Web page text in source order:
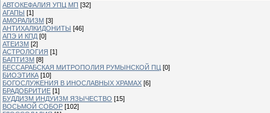
АВТОКЕФАЛИЯ УПЦ МП [32]
АГАПЫ [1]
АМОРАЛИЗМ [3]
АНТИХАЛКИДОНИТЫ [46]
АПЭ И КПД [0]
АТЕИЗМ [2]
АСТРОЛОГИЯ [1]
БАПТИЗМ [8]
БЕССАРАБСКАЯ МИТРОПОЛИЯ РУМЫНСКОЙ ПЦ [0]
БИОЭТИКА [10]
БОГОСЛУЖЕНИЯ В ИНОСЛАВНЫХ ХРАМАХ [6]
БРАДОБРИТИЕ [1]
БУДДИЗМ ИНДУИЗМ ЯЗЫЧЕСТВО [15]
ВОСЬМОЙ СОБОР [102]